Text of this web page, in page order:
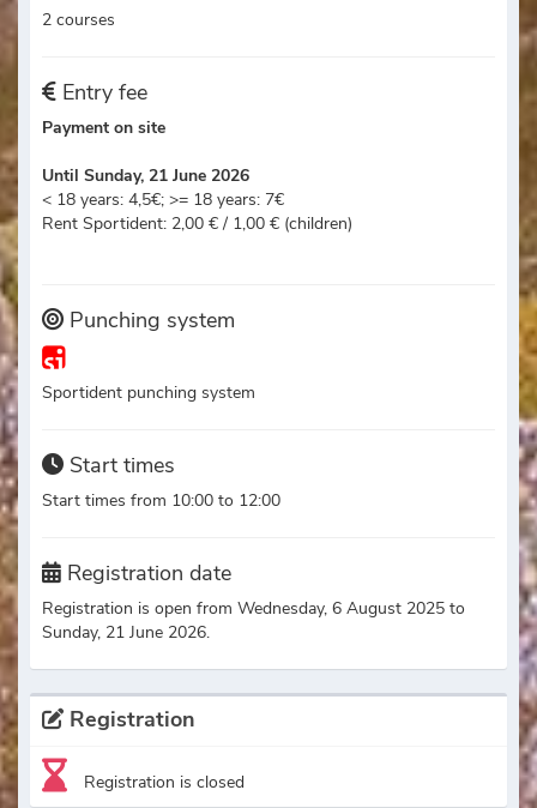
2 courses
Entry fee
Payment on site
Until Sunday, 21 June 2026
< 18 years: 4,5€; >= 18 years: 7€
Rent Sportident: 2,00 € / 1,00 € (children)
Punching system
Sportident punching system
Start times
Start times from 10:00 to 12:00
Registration date
Registration is open from Wednesday, 6 August 2025 to
Sunday, 21 June 2026.
Registration
Registration is closed